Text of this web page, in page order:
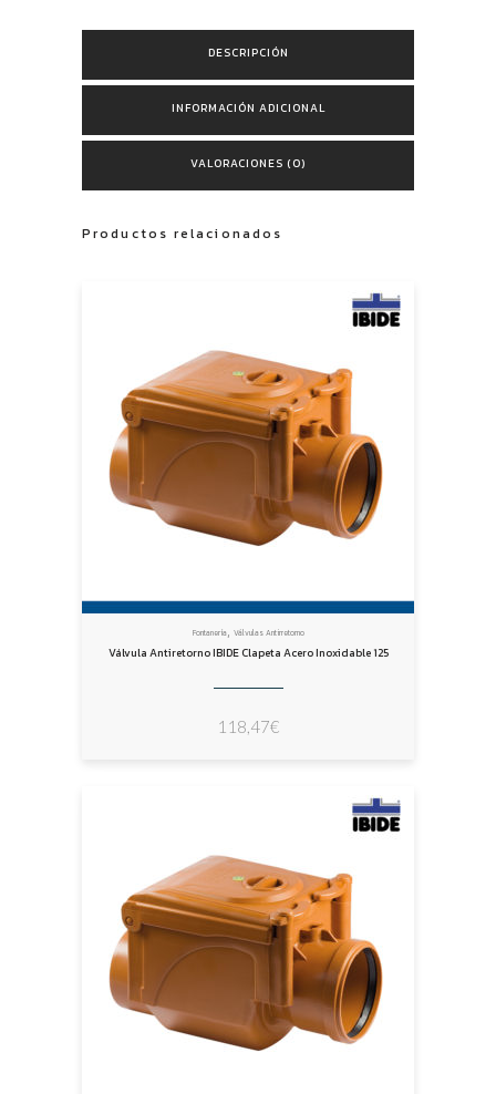
DESCRIPCIÓN
INFORMACIÓN ADICIONAL
VALORACIONES (0)
Productos relacionados
Fontanería, Válvulas Antirretorno
Válvula Antiretorno IBIDE Clapeta Acero Inoxidable 125
118,47€